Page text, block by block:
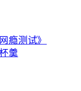
瘾测试》
羹